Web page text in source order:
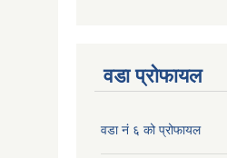
वडा प्रोफायल
वडा नं ६ को प्रोफायल